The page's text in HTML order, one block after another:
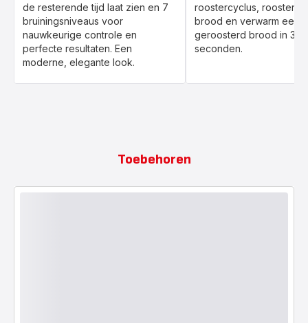
de resterende tijd laat zien en 7
bruiningsniveaus voor
nauwkeurige controle en
perfecte resultaten. Een
moderne, elegante look.
roostercyclus, rooster
brood en verwarm
geroosterd brood in 30
seconden.
Toebehoren